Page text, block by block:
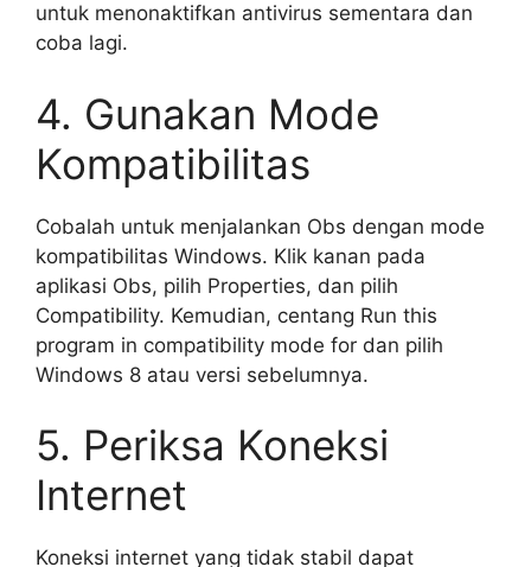
untuk menonaktifkan antivirus sementara dan
coba lagi.
4. Gunakan Mode
Kompatibilitas
Cobalah untuk menjalankan Obs dengan mode
kompatibilitas Windows. Klik kanan pada
aplikasi Obs, pilih Properties, dan pilih
Compatibility. Kemudian, centang Run this
program in compatibility mode for dan pilih
Windows 8 atau versi sebelumnya.
5. Periksa Koneksi
Internet
Koneksi internet yang tidak stabil dapat